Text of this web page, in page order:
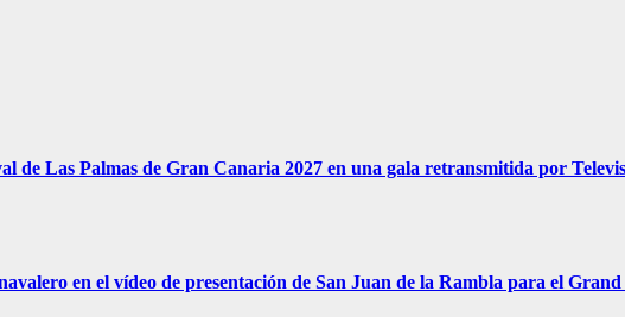
de Las Palmas de Gran Canaria 2027 en una gala retransmitida por
en el vídeo de presentación de San Juan de la Rambla para el